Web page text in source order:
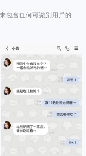
包含任何可識別用戶的